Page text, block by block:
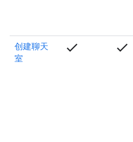
创建聊天
室
check check